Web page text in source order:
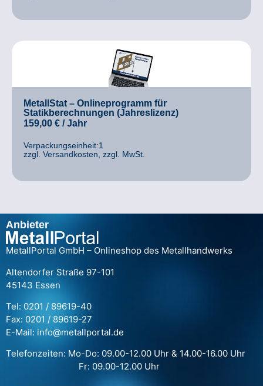
MetallStat – Onlineprogramm für
Statikberechnungen (Jahreslizenz)
159,00 € / Jahr
Verpackungseinheit:1
zzgl. Versandkosten, zzgl. MwSt.
Anbieter
MetallPortal GmbH – Onlineshop des Metallhandwerks
Altendorfer Straße 97-101
45143 Essen
Tel: 0201 / 89619-40
Fax: 0201 / 89619-27
E-Mail: info@metallportal.de
Telefonzeiten: Mo-Do: 09.00-12.00 Uhr & 14.00-16.00 Uhr
Fr: 09.00-12.00 Uhr